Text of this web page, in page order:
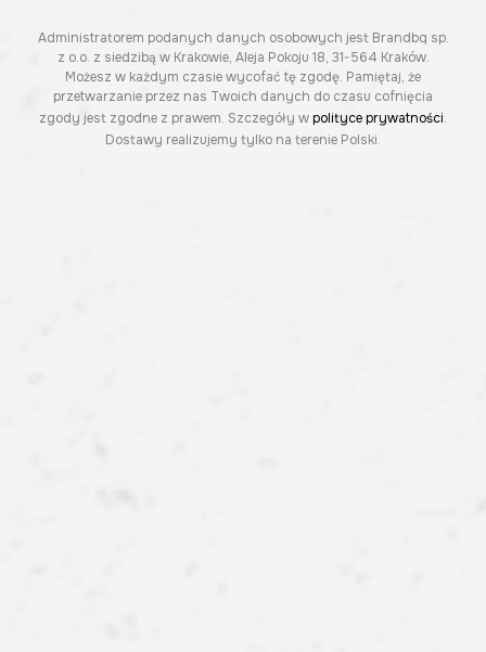
Administratorem podanych danych osobowych jest Brandbq sp.
z o.o. z siedzibą w Krakowie, Aleja Pokoju 18, 31-564 Kraków.
Możesz w każdym czasie wycofać tę zgodę. Pamiętaj, że
przetwarzanie przez nas Twoich danych do czasu cofnięcia
zgody jest zgodne z prawem. Szczegóły w polityce prywatności.
Dostawy realizujemy tylko na terenie Polski.